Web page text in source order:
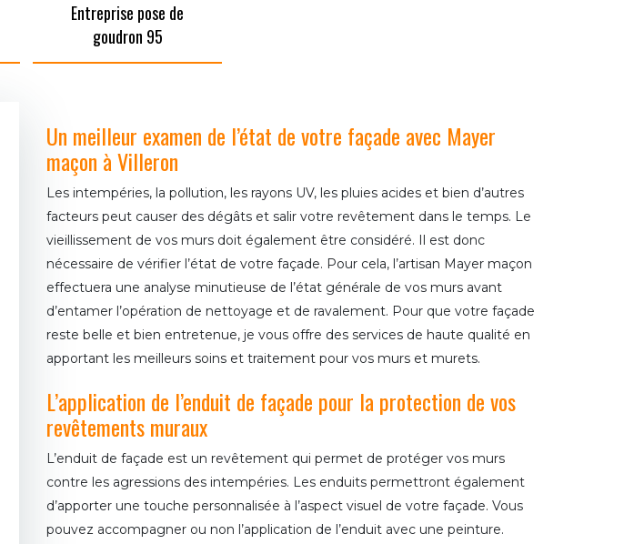
Entreprise pose de
goudron 95
Un meilleur examen de l’état de votre façade avec Mayer
maçon à Villeron
Les intempéries, la pollution, les rayons UV, les pluies acides et bien d’autres
facteurs peut causer des dégâts et salir votre revêtement dans le temps. Le
vieillissement de vos murs doit également être considéré. Il est donc
nécessaire de vérifier l’état de votre façade. Pour cela, l’artisan Mayer maçon
effectuera une analyse minutieuse de l’état générale de vos murs avant
d’entamer l’opération de nettoyage et de ravalement. Pour que votre façade
reste belle et bien entretenue, je vous offre des services de haute qualité en
apportant les meilleurs soins et traitement pour vos murs et murets.
L’application de l’enduit de façade pour la protection de vos
revêtements muraux
L’enduit de façade est un revêtement qui permet de protéger vos murs
contre les agressions des intempéries. Les enduits permettront également
d’apporter une touche personnalisée à l’aspect visuel de votre façade. Vous
pouvez accompagner ou non l’application de l’enduit avec une peinture.